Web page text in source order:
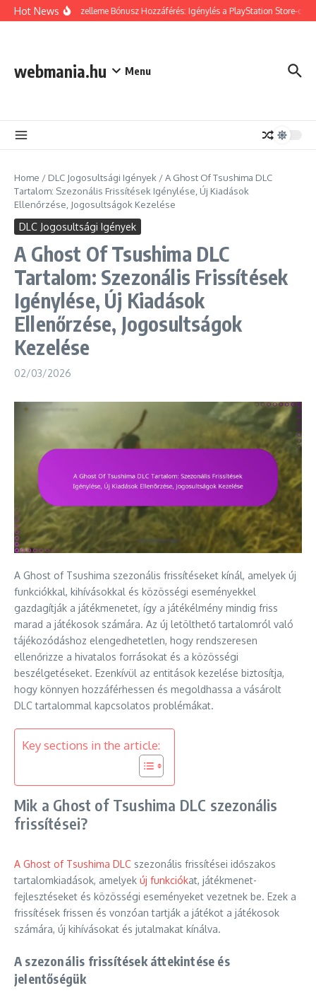
Skip to content
Hot News
Tsushima Szelleme Bónusz Hozzáférés: Igénylés a PlayStation Store-on,
webmania.hu Menu
Home / DLC Jogosultsági Igények /A Ghost Of Tsushima DLC
Tartalom: Szezonális Frissítések Igénylése, Új Kiadások
Ellenőrzése, Jogosultságok Kezelése
DLC Jogosultsági Igények
A Ghost Of Tsushima DLC
Tartalom: Szezonális Frissítések
Igénylése, Új Kiadások
Ellenőrzése, Jogosultságok
Kezelése
02/03/2026
A Ghost of Tsushima szezonális frissítéseket kínál, amelyek új
funkciókkal, kihívásokkal és közösségi eseményekkel
gazdagítják a játékmenetet, így a játékélmény mindig friss
marad a játékosok számára. Az új letölthető tartalomról való
tájékozódáshoz elengedhetetlen, hogy rendszeresen
ellenőrizze a hivatalos forrásokat és a közösségi
beszélgetéseket. Ezenkívül az entitások kezelése biztosítja,
hogy könnyen hozzáférhessen és megoldhassa a vásárolt
DLC tartalommal kapcsolatos problémákat.
Key sections in the article:
Mik a Ghost of Tsushima DLC szezonális
frissítései?
A Ghost of Tsushima DLC szezonális frissítései időszakos
tartalomkiadások, amelyek új funkciókat, játékmenet-
fejlesztéseket és közösségi eseményeket vezetnek be. Ezek a
frissítések frissen és vonzóan tartják a játékot a játékosok
számára, új kihívásokat és jutalmakat kínálva.
A szezonális frissítések áttekintése és
jelentőségük